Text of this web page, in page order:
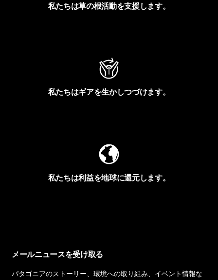
私たちは草の根活動を支援します。
私たちはギアを生かしつづけます。
私たちは利益を地球に還元します。
メールニュースを受け取る
パタゴニアのストーリー、環境への取り組み、イベント情報な